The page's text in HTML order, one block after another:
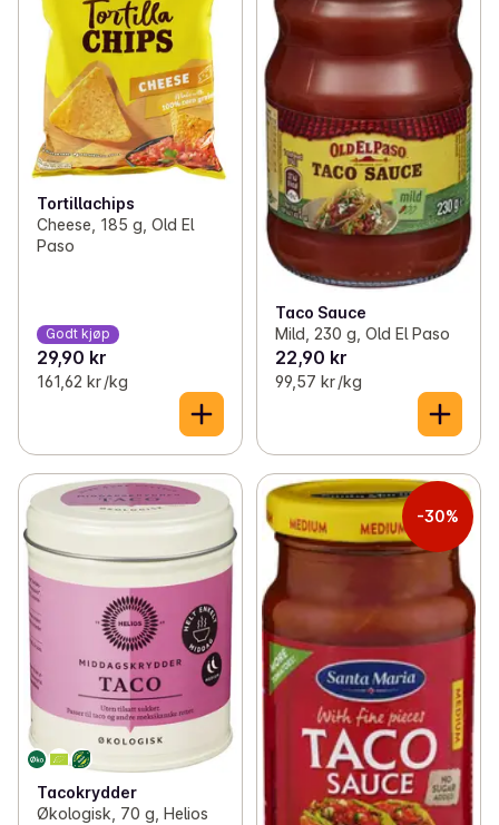
Tortillachips
Cheese, 185 g, Old El
Paso
Godt kjøp
29,90 kr
161,62 kr /kg
Taco Sauce
Mild, 230 g, Old El Paso
22,90 kr
99,57 kr /kg
Tacokrydder
Økologisk, 70 g, Helios
-30%